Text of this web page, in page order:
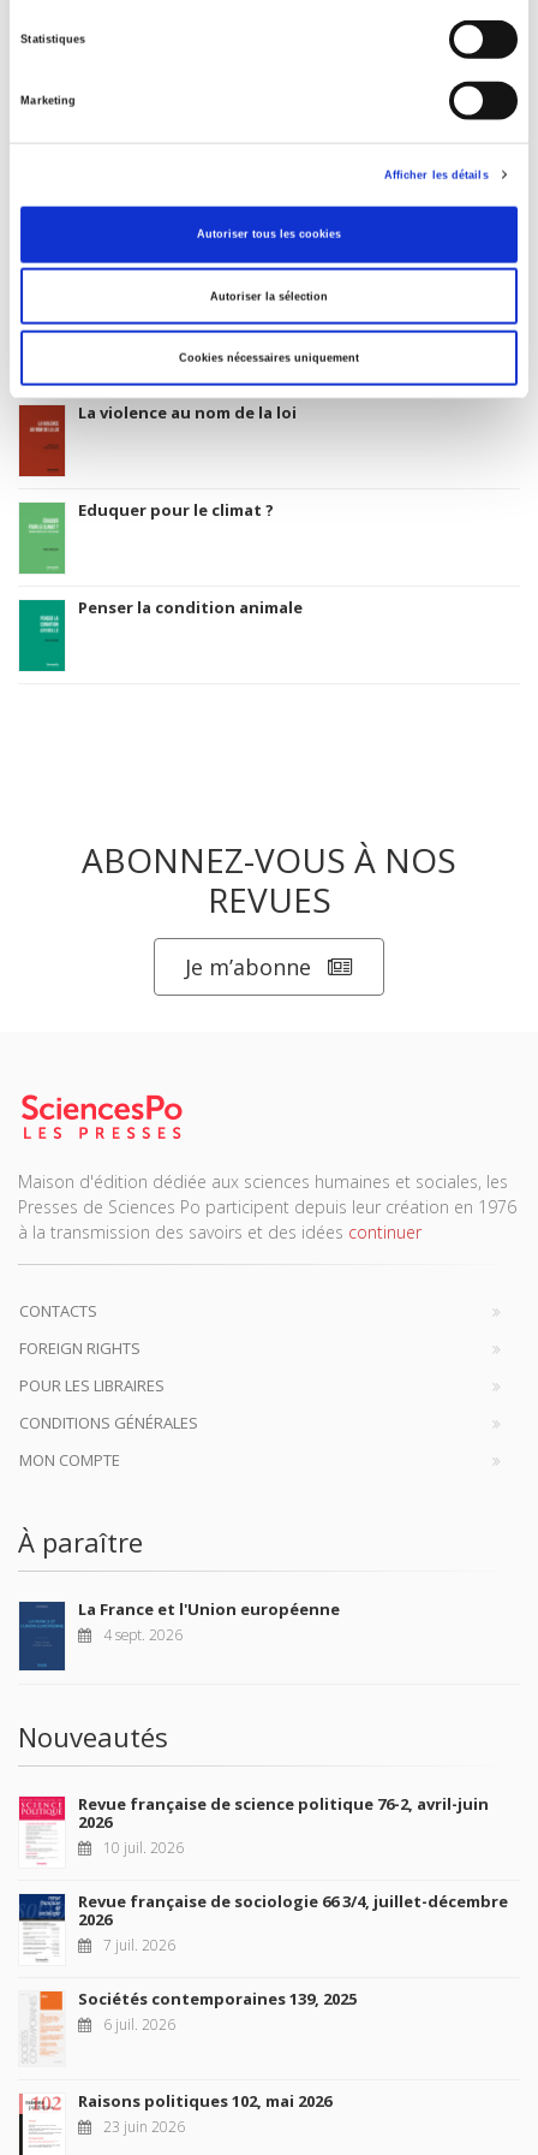
Statistiques
Marketing
Afficher les détails
Autoriser tous les cookies
Autoriser la sélection
Cookies nécessaires uniquement
Code Identifiant de classement sujet
Classification thématique Thema: Politique et gouvernement
Salariés en justice
Rome, promenades sociologiques
La violence au nom de la loi
Eduquer pour le climat ?
Penser la condition animale
ABONNEZ-VOUS À NOS
REVUES
Je m’abonne
Maison d'édition dédiée aux sciences humaines et sociales, les
Presses de Sciences Po participent depuis leur création en 1976
à la transmission des savoirs et des idées continuer
CONTACTS
FOREIGN RIGHTS
POUR LES LIBRAIRES
CONDITIONS GÉNÉRALES
MON COMPTE
À paraître
La France et l'Union européenne
4 sept. 2026
Nouveautés
Revue française de science politique 76-2, avril-juin
2026
10 juil. 2026
Revue française de sociologie 66 3/4, juillet-décembre
2026
7 juil. 2026
Sociétés contemporaines 139, 2025
6 juil. 2026
Raisons politiques 102, mai 2026
23 juin 2026